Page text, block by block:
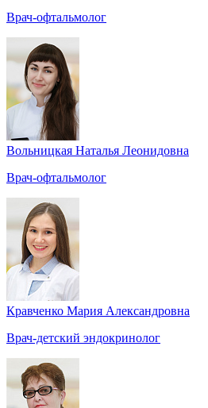
Врач-офтальмолог
Вольницкая Наталья Леонидовна
Врач-офтальмолог
Кравченко Мария Александровна
Врач-детский эндокринолог